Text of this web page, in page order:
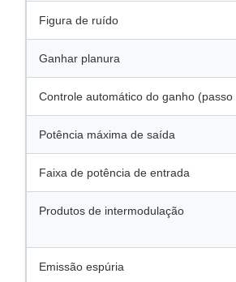
Figura de ruído
Ganhar planura
Controle automático do ganho (passo
Potência máxima de saída
Faixa de potência de entrada
Produtos de intermodulação
Emissão espúria